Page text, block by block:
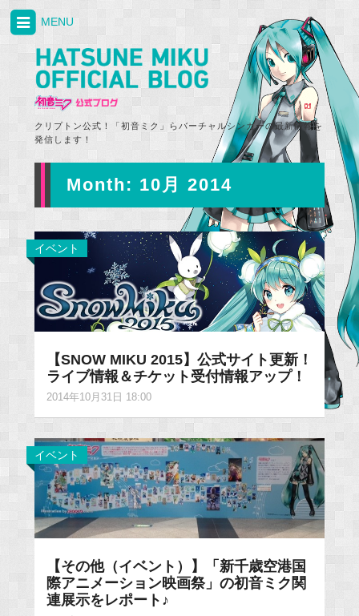
クリプトン公式！「初音ミク」らバーチャルシンガーの最新情報を
発信します！
MENU
Month: 10月 2014
イベント
【SNOW MIKU 2015】公式サイト更新！
ライブ情報＆チケット受付情報アップ！
2014年10月31日 18:00
イベント
【その他（イベント）】「新千歳空港国
際アニメーション映画祭」の初音ミク関
連展示をレポート♪